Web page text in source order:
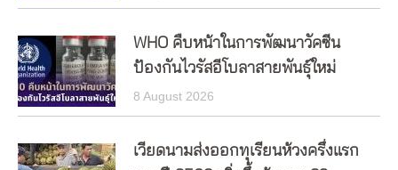
WHO คืบหน้าในการพัฒนาวัคซีน
ป้องกันไวรัสอีโบลาสายพันธุ์ใหม่
8 August 2026
เวียดนามส่งออกทุเรียนห้วงครึ่งแรก